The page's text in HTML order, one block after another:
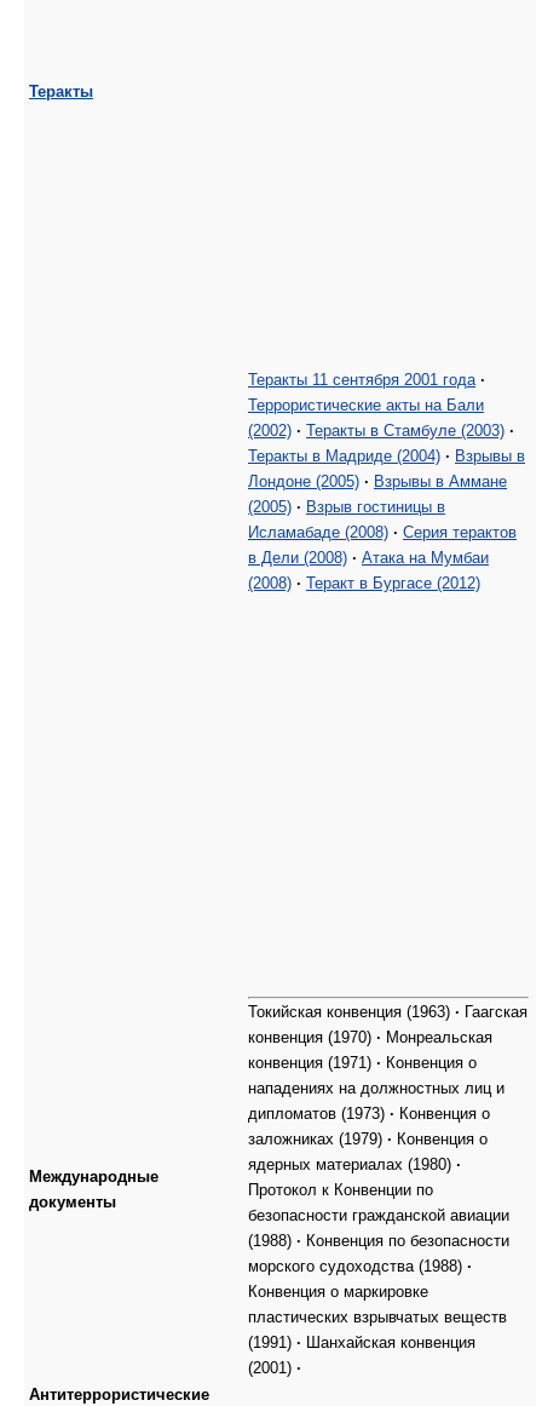
Теракты
Теракты 11 сентября 2001 года·
Террористические акты на Бали
(2002) · Теракты в Стамбуле (2003) ·
Теракты в Мадриде (2004) · Взрывы в
Лондоне (2005) · Взрывы в Аммане
(2005) · Взрыв гостиницы в
Исламабаде (2008) · Серия терактов
в Дели (2008) · Атака на Мумбаи
(2008) · Теракт в Бургасе (2012)
Международные
документы
Токийская конвенция (1963) · Гаагская
конвенция (1970) · Монреальская
конвенция (1971) · Конвенция о
нападениях на должностных лиц и
дипломатов (1973) · Конвенция о
заложниках (1979) · Конвенция о
ядерных материалах (1980) ·
Протокол к Конвенции по
безопасности гражданской авиации
(1988) · Конвенция по безопасности
морского судоходства (1988) ·
Конвенция о маркировке
пластических взрывчатых веществ
(1991) · Шанхайская конвенция
(2001) ·
Антитеррористические